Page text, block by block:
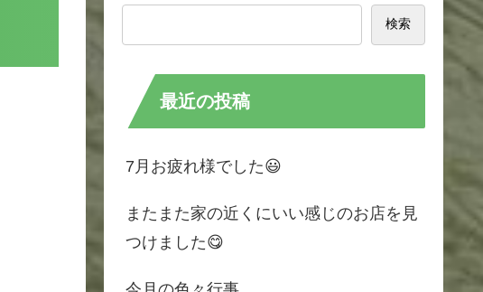
検索
最近の投稿
7月お疲れ様でした😃
またまた家の近くにいい感じのお店を見
つけました😋